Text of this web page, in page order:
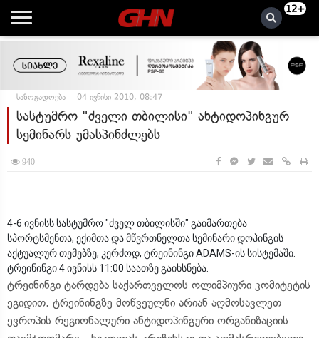
12+
საზოგადოება 04 ივნისი 2010, 08:47
სასტუმრო "ძველი თბილისი" ანტიდოპინგურ
სემინარს უმასპინძლებს
940
4-6 ივნისს სასტუმრო "ძველ თბილისში" გაიმართება
სპორტსმენთა, ექიმთა და მწვრთნელთა სემინარი დოპინგის
აქტუალურ თემებზე, კერძოდ, ტრეინინგი ADAMS-ის სისტემაში.
ტრეინინგი 4 ივნისს 11:00 საათზე გაიხსნება.
ტრეინინგი ტარდება საქართველოს ოლიმპიური კომიტეტის
ეგიდით. ტრეინინგზე მოწვეულნი არიან აღმოსავლეთ
ევროპის რეგიონალური ანტიდოპინგური ორგანიზაციის